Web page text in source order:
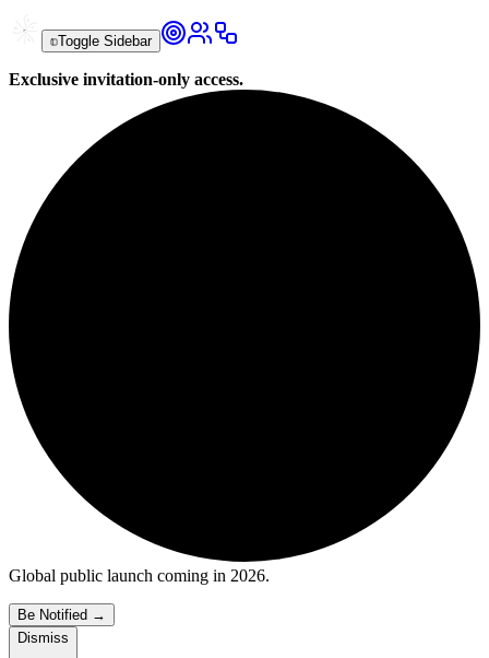
Toggle Sidebar
Exclusive invitation-only access.
Global public launch coming in 2026.
Be Notified →
Dismiss